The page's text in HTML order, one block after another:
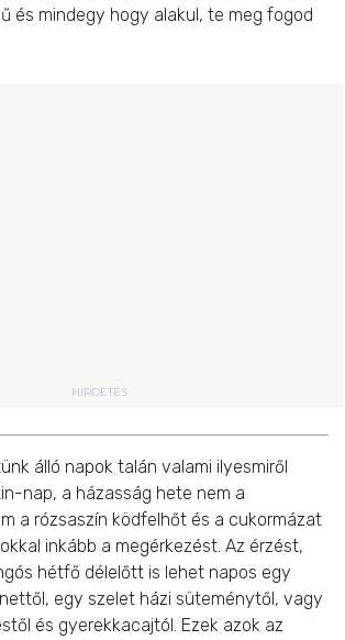
és mindegy hogy alakul, te meg fogod
HIRDETÉS
álló napok talán valami ilyesmiről
nap, a házasság hete nem a
a rózsaszín ködfelhőt és a cukormázat
inkább a megérkezést. Az érzést,
hétfő délelőtt is lehet napos egy
egy szelet házi süteménytől, vagy
és gyerekkacajtól. Ezek azok az